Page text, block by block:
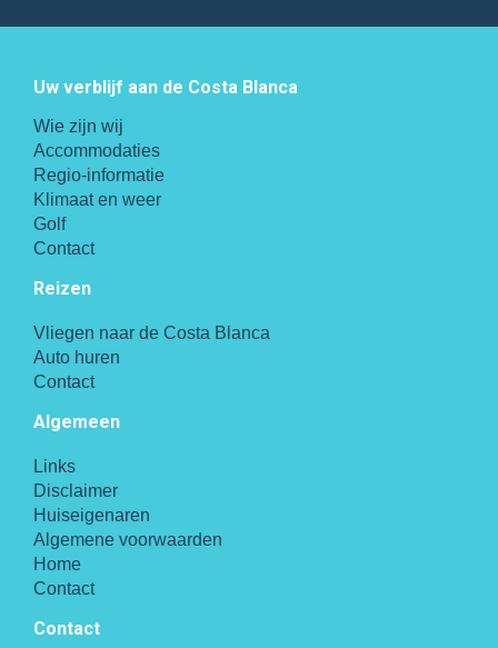
Uw verblijf aan de Costa Blanca
Wie zijn wij
Accommodaties
Regio-informatie
Klimaat en weer
Golf
Contact
Reizen
Vliegen naar de Costa Blanca
Auto huren
Contact
Algemeen
Links
Disclaimer
Huiseigenaren
Algemene voorwaarden
Home
Contact
Contact